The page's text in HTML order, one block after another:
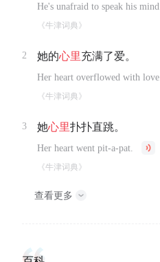
He's unafraid to speak his mind.
《牛津词典》
2 她的心里充满了爱。
Her heart overflowed with love.
《牛津词典》
3 她心里扑扑直跳。
Her heart went pit-a-pat.
《牛津词典》
查看更多